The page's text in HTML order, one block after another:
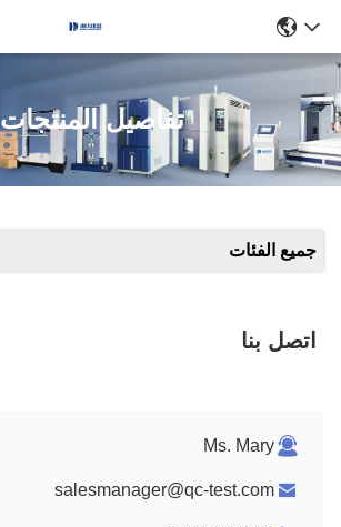
تفاصيل المنتجات
جميع الفئات
اتصل بنا
Ms. Mary
salesmanager@qc-test.com